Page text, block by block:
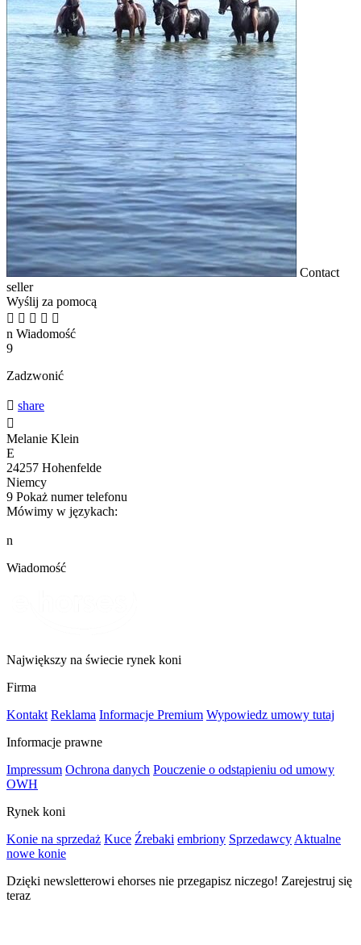
Contact
seller
Wyślij za pomocą
    
n Wiadomość
9
Zadzwonić
 share

Melanie Klein
E
24257 Hohenfelde
Niemcy
9 Pokaż numer telefonu
Mówimy w językach:
n
Wiadomość
Największy na świecie rynek koni
Firma
Kontakt Reklama Informacje Premium Wypowiedz umowy tutaj
Informacje prawne
Impressum Ochrona danych Pouczenie o odstąpieniu od umowy
OWH
Rynek koni
Konie na sprzedaż Kuce Źrebaki embriony Sprzedawcy Aktualne
nowe konie
Dzięki newsletterowi ehorses nie przegapisz niczego! Zarejestruj się
teraz